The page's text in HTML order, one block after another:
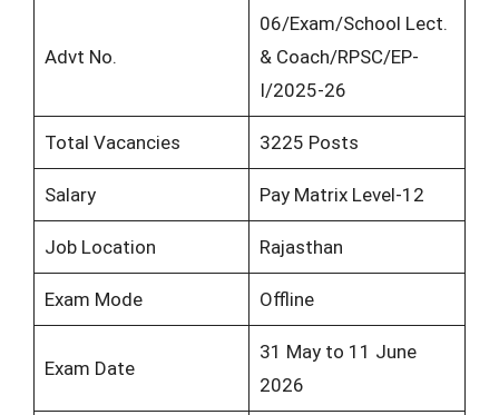
Advt No.
06/Exam/School Lect.
& Coach/RPSC/EP-
I/2025-26
Total Vacancies 3225 Posts
Salary Pay Matrix Level-12
Job Location Rajasthan
Exam Mode Offline
Exam Date
31 May to 11 June
2026